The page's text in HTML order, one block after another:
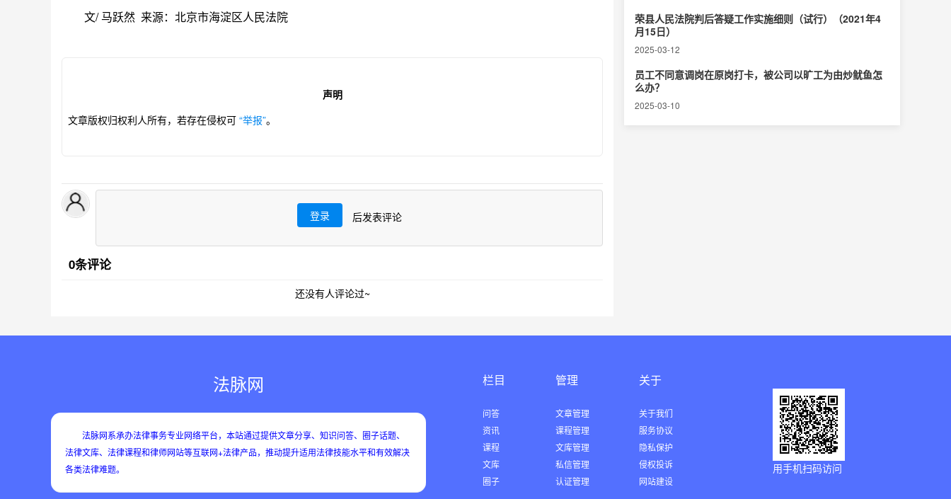
文/ 马跃然 来源：北京市海淀区人民法院
声明
文章版权归权利人所有，若存在侵权可 “举报”。
登录 后发表评论
0条评论
还没有人评论过~
荣县人民法院判后答疑工作实施细则（试行）（2021年4
月15日）
2025-03-12
员工不同意调岗在原岗打卡，被公司以旷工为由炒鱿鱼怎
么办？
2025-03-10
法脉网
法脉网系承办法律事务专业网络平台，本站通过提供文章分享、知识问答、圈子话题、
法律文库、法律课程和律师网站等互联网+法律产品，推动提升适用法律技能水平和有效解决
各类法律难题。
栏目
问答
资讯
课程
文库
圈子
管理
文章管理
课程管理
文库管理
私信管理
认证管理
关于
关于我们
服务协议
隐私保护
侵权投诉
网站建设
用手机扫码访问